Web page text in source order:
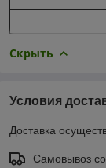
Скрыть
Условия
Доставка
Самовывоз